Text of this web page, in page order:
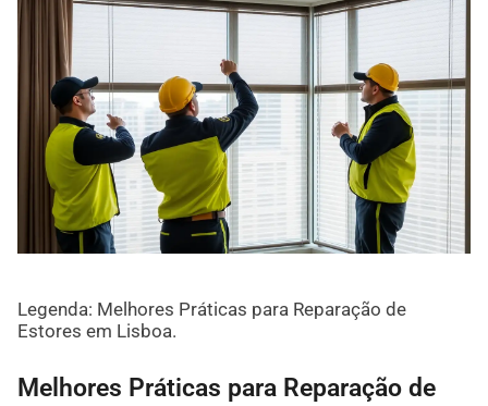
Legenda: Melhores Práticas para Reparação de
Estores em Lisboa.
Melhores Práticas para Reparação de